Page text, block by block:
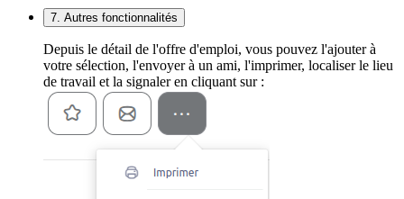
7. Autres fonctionnalités
Depuis le détail de l'offre d'emploi, vous pouvez l'ajouter à
votre sélection, l'envoyer à un ami, l'imprimer, localiser le lieu
de travail et la signaler en cliquant sur :